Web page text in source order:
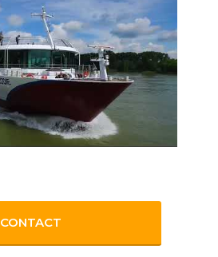
CONTACT